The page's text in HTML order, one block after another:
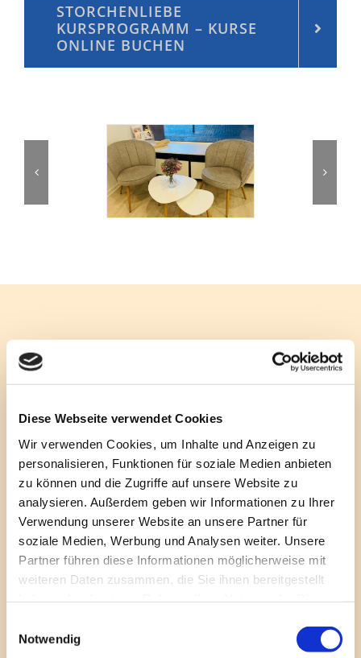
Diese Webseite verwendet Cookies
Wir verwenden Cookies, um Inhalte und Anzeigen zu
personalisieren, Funktionen für soziale Medien anbieten
zu können und die Zugriffe auf unsere Website zu
analysieren. Außerdem geben wir Informationen zu Ihrer
Verwendung unserer Website an unsere Partner für
soziale Medien, Werbung und Analysen weiter. Unsere
Partner führen diese Informationen möglicherweise mit
weiteren Daten zusammen, die Sie ihnen bereitgestellt
Notwendig
STORCHENLIEBE
KURSPROGRAMM – KURSE
ONLINE BUCHEN
Haben Sie noch Fragen zur
Elternschule Marienkäfer?
Ihr Name (Pflichtfeld)
Ihre E-Mail-Adresse (Pflichtfeld)